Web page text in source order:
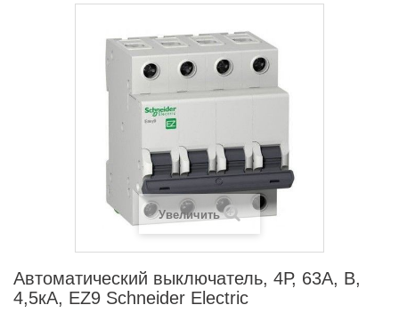
Увеличить
Автоматический выключатель, 4Р, 63А, В,
4,5кА, EZ9 Schneider Electric